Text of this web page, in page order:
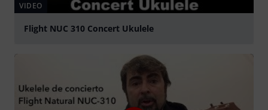
VIDEO
Flight NUC 310 Concert Ukulele